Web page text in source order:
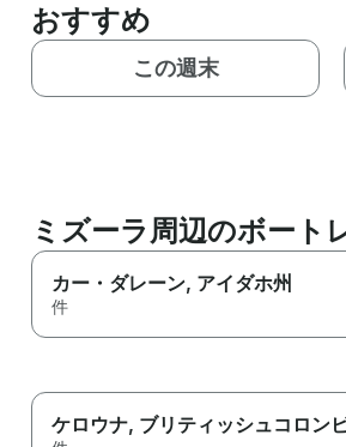
おすすめ
この週末
ミズーラ周辺のボート
カー・ダレーン, アイダホ州
件
ケロウナ, ブリティッシュコロン